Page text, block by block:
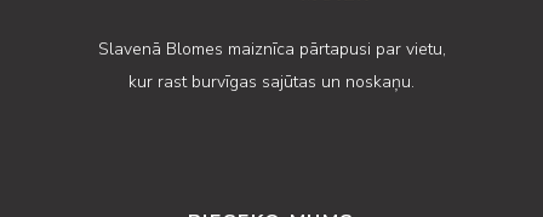
Slavenā Blomes maiznīca pārtapusi par vietu,
kur rast burvīgas sajūtas un noskaņu.